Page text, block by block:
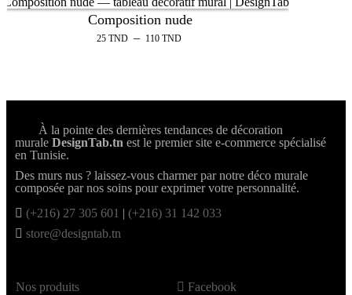
Composition nude
25 TND – 110 TND
À la pointe des dernières tendances de décoration
murale DesignTab.tn est le premier site e-commerce spécialisé
en Tunisie.
Des murs nus ? laissez-vous charmer par notre déco murale
composée par nos soins pour exprimer votre personnalité.
(+216) 27 305 601 | (+216) 31 142 033
store@designtab.tn
Nos produits
Facebook